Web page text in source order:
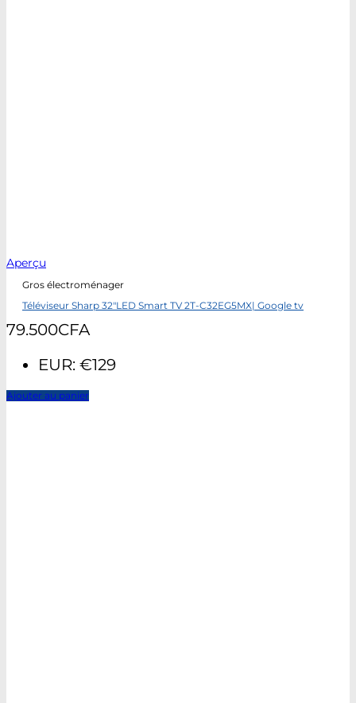
Aperçu
Gros électroménager
Téléviseur Sharp 32″LED Smart TV 2T-C32EG5MX| Google tv
79.500CFA
EUR: €129
Ajouter au panier